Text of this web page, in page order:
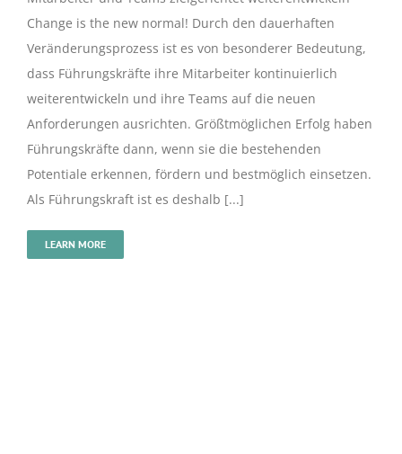
Change is the new normal! Durch den dauerhaften
Veränderungsprozess ist es von besonderer Bedeutung,
dass Führungskräfte ihre Mitarbeiter kontinuierlich
weiterentwickeln und ihre Teams auf die neuen
Anforderungen ausrichten. Größtmöglichen Erfolg haben
Führungskräfte dann, wenn sie die bestehenden
Potentiale erkennen, fördern und bestmöglich einsetzen.
Als Führungskraft ist es deshalb [...]
LEARN MORE